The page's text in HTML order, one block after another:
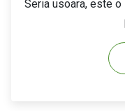
Seria usoara, este